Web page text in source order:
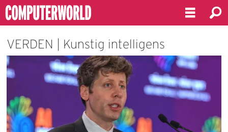
VERDEN | Kunstig intelligens